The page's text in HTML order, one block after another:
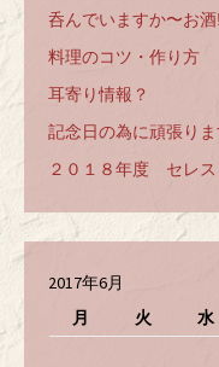
呑んでいますか〜お酒
料理のコツ・作り方
耳寄り情報？
記念日の為に頑張り
２０１８年度 セレス
2017年6月
月
火 水